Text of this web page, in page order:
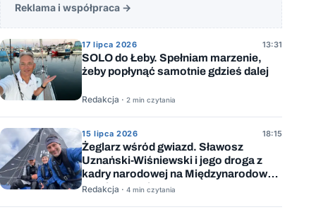
Reklama i współpraca →
17 lipca 2026 13:31
SOLO do Łeby. Spełniam marzenie,
żeby popłynąć samotnie gdzieś dalej
Redakcja · 2 min czytania
15 lipca 2026 18:15
Żeglarz wśród gwiazd. Sławosz
Uznański-Wiśniewski i jego droga z
kadry narodowej na Międzynarodową
Stację Kosmiczną
Redakcja · 4 min czytania